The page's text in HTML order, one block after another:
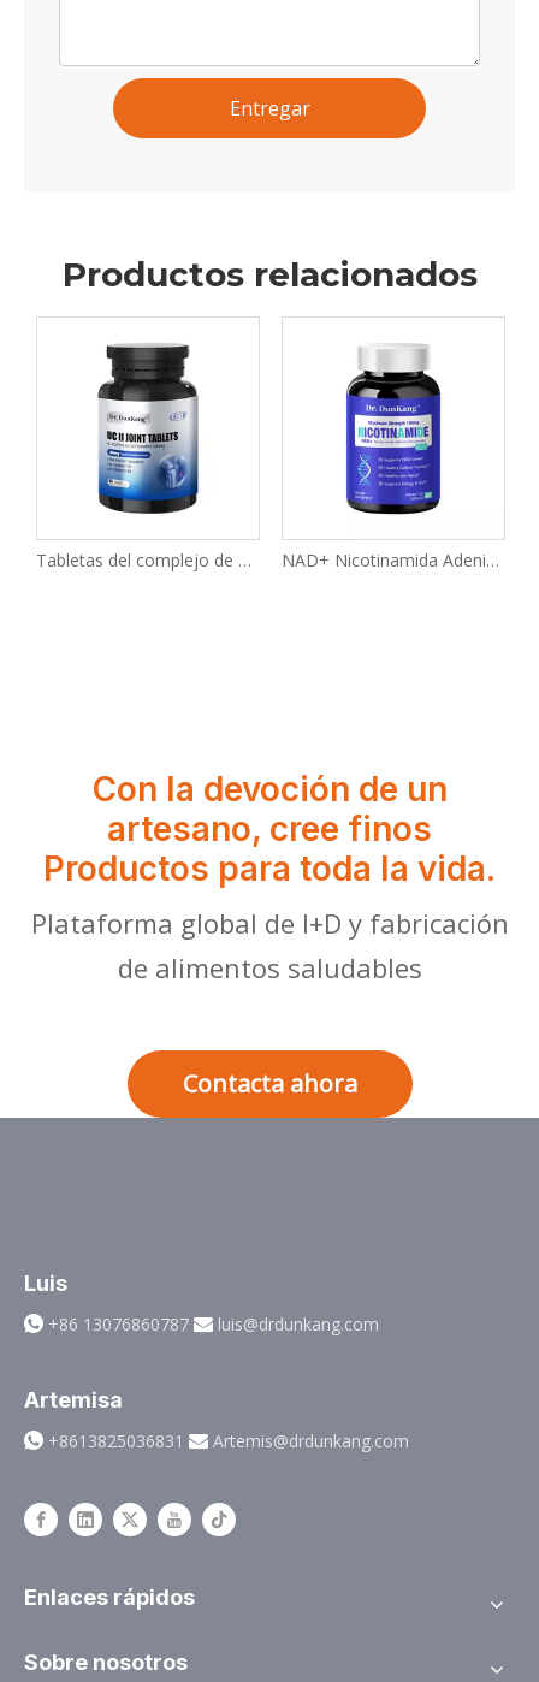
Entregar
Productos relacionados
Tabletas del complejo de soporte articular UC-II NAD+ Nicotinamida Adenina Dinucleótido
Con la devoción de un
artesano, cree finos
Productos para toda la vida.
Plataforma global de I+D y fabricación
de alimentos saludables
Contacta ahora
Luis
 +86 13076860787  luis@drdunkang.com
Artemisa
 +8613825036831  Artemis@drdunkang.com
Enlaces rápidos
Sobre nosotros